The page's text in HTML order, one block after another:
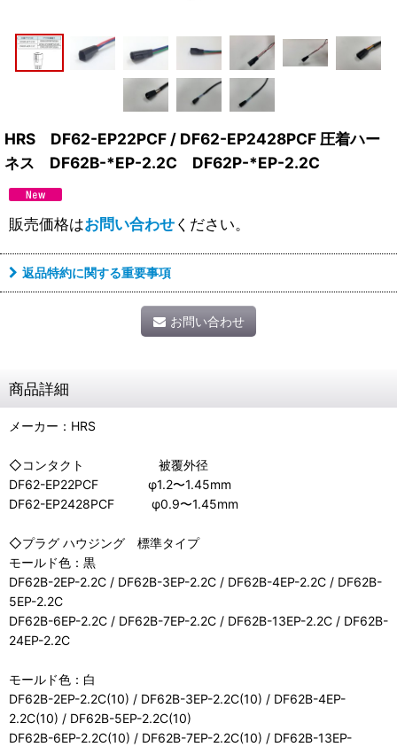
HRS DF62-EP22PCF / DF62-EP2428PCF 圧着ハー
ネス DF62B-*EP-2.2C DF62P-*EP-2.2C
販売価格はお問い合わせください。
返品特約に関する重要事項
お問い合わせ
商品詳細
メーカー：HRS
◇コンタクト 被覆外径
DF62-EP22PCF φ1.2〜1.45mm
DF62-EP2428PCF φ0.9〜1.45mm
◇プラグ ハウジング 標準タイプ
モールド色：黒
DF62B-2EP-2.2C / DF62B-3EP-2.2C / DF62B-4EP-2.2C / DF62B-
5EP-2.2C
DF62B-6EP-2.2C / DF62B-7EP-2.2C / DF62B-13EP-2.2C / DF62B-
24EP-2.2C
モールド色：白
DF62B-2EP-2.2C(10) / DF62B-3EP-2.2C(10) / DF62B-4EP-
2.2C(10) / DF62B-5EP-2.2C(10)
DF62B-6EP-2.2C(10) / DF62B-7EP-2.2C(10) / DF62B-13EP-